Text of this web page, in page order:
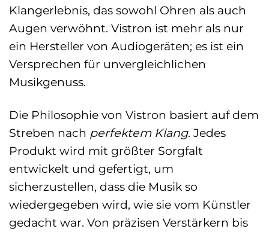
Klangerlebnis, das sowohl Ohren als auch
Augen verwöhnt. Vistron ist mehr als nur
ein Hersteller von Audiogeräten; es ist ein
Versprechen für unvergleichlichen
Musikgenuss.
Die Philosophie von Vistron basiert auf dem
Streben nach perfektem Klang. Jedes
Produkt wird mit größter Sorgfalt
entwickelt und gefertigt, um
sicherzustellen, dass die Musik so
wiedergegeben wird, wie sie vom Künstler
gedacht war. Von präzisen Verstärkern bis